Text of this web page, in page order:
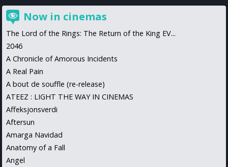
Now in cinemas
The Lord of the Rings: The Return of the King EV...
2046
A Chronicle of Amorous Incidents
A Real Pain
A bout de souffle (re-release)
ATEEZ : LIGHT THE WAY IN CINEMAS
Affeksjonsverdi
Aftersun
Amarga Navidad
Anatomy of a Fall
Angel